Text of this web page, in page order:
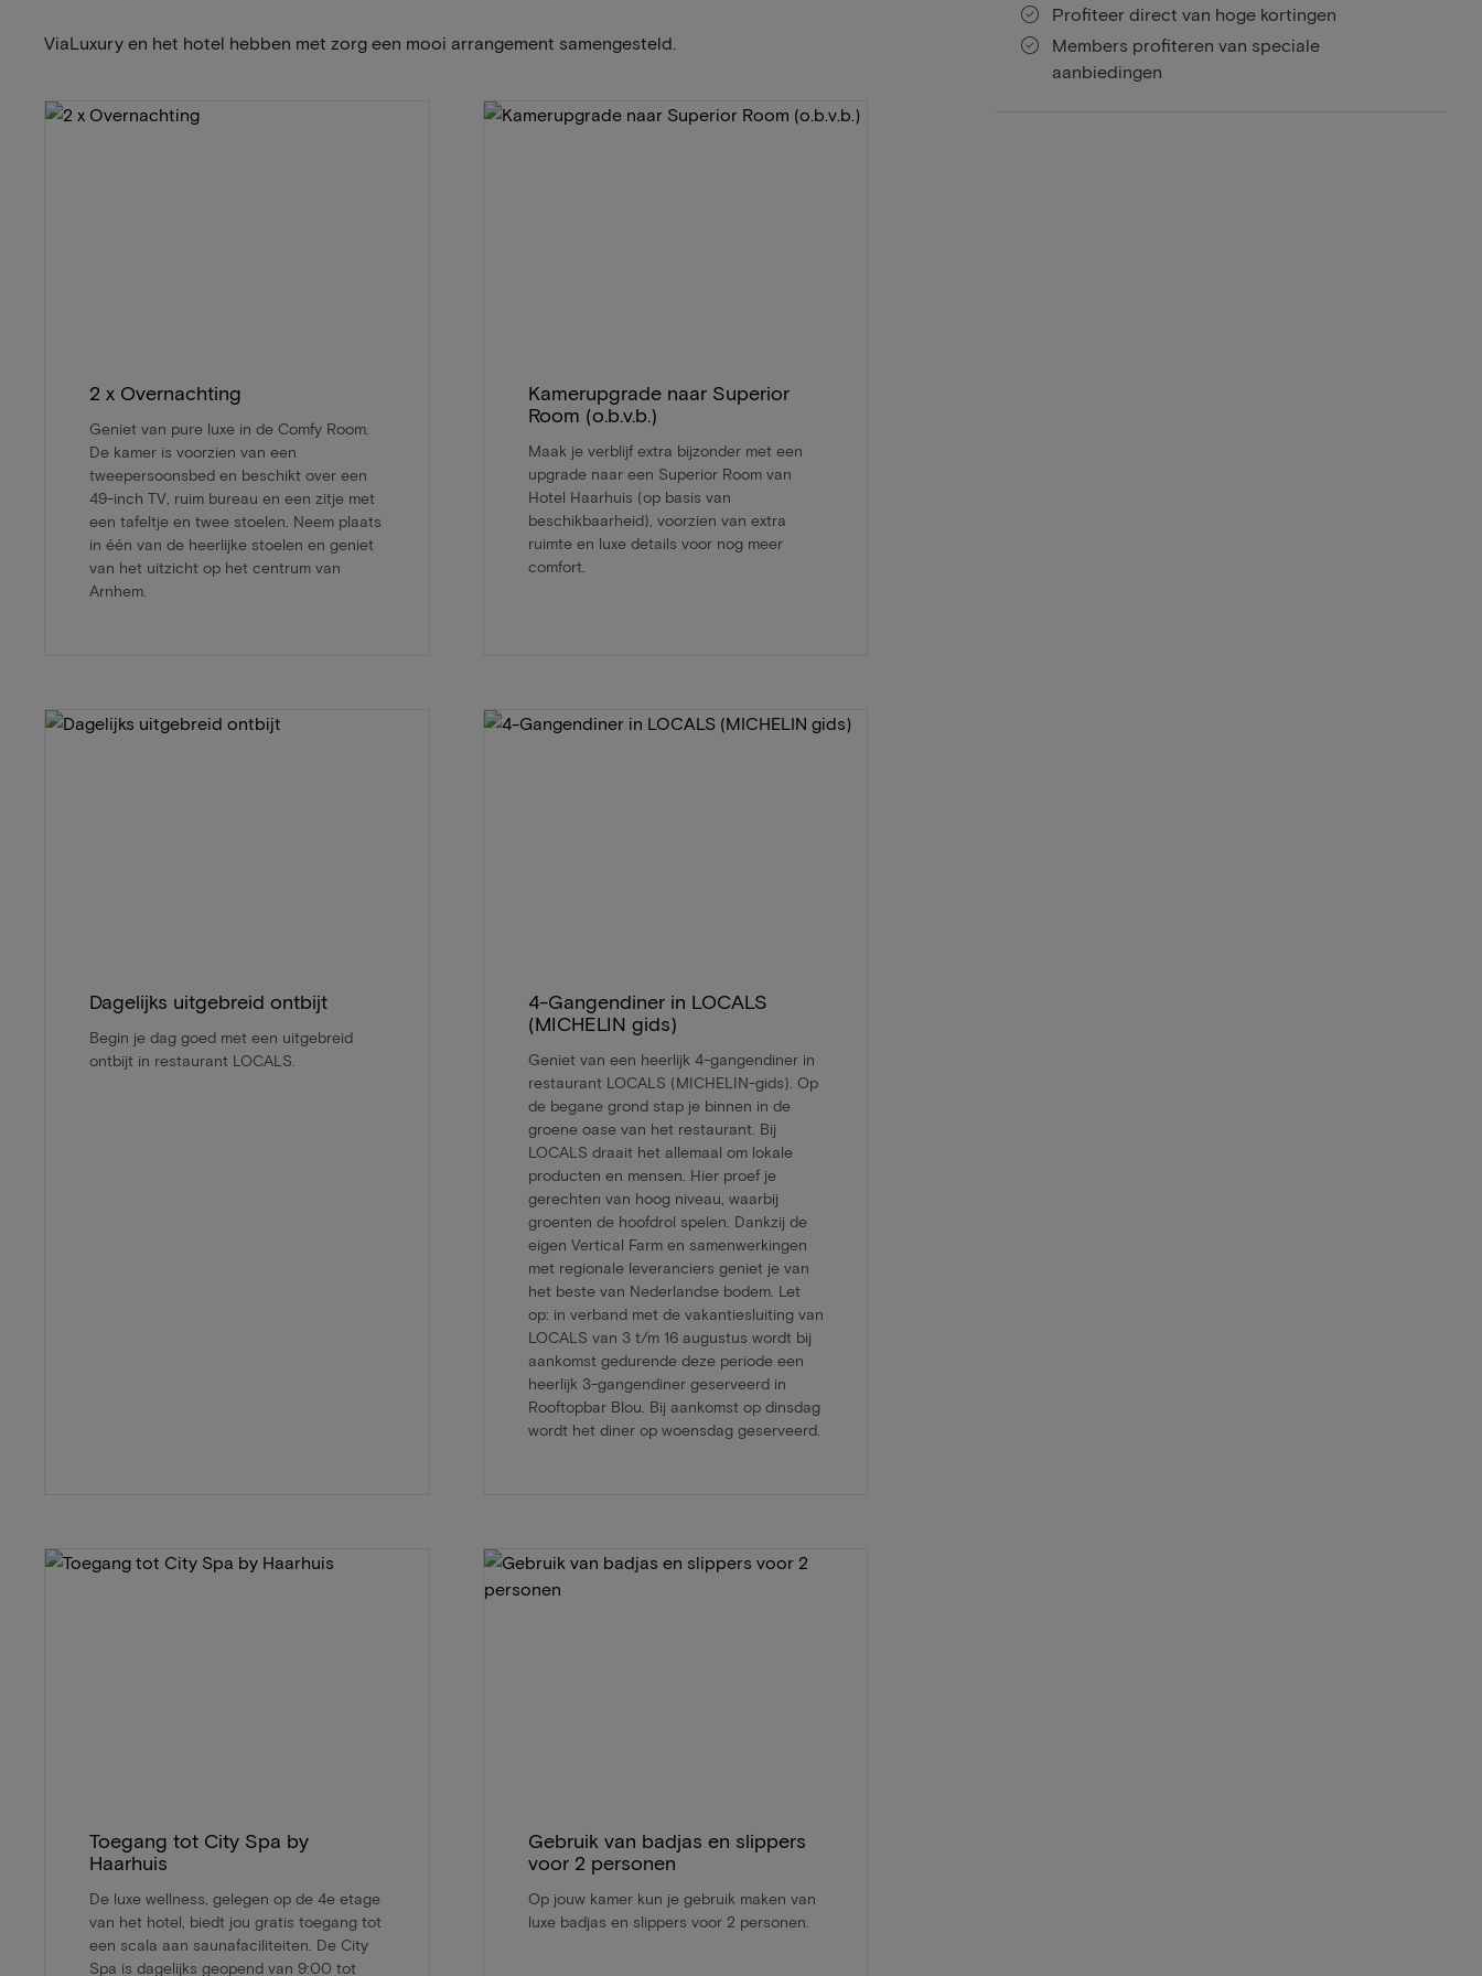
Profiteer direct van hoge kortingen
Members profiteren van speciale
aanbiedingen
ViaLuxury en het hotel hebben met zorg een mooi arrangement samengesteld.
2 x Overnachting
Geniet van pure luxe in de Comfy Room.
De kamer is voorzien van een
tweepersoonsbed en beschikt over een
49-inch TV, ruim bureau en een zitje met
een tafeltje en twee stoelen. Neem plaats
in één van de heerlijke stoelen en geniet
van het uitzicht op het centrum van
Arnhem.
Kamerupgrade naar Superior
Room (o.b.v.b.)
Maak je verblijf extra bijzonder met een
upgrade naar een Superior Room van
Hotel Haarhuis (op basis van
beschikbaarheid), voorzien van extra
ruimte en luxe details voor nog meer
comfort.
Dagelijks uitgebreid ontbijt
Begin je dag goed met een uitgebreid
ontbijt in restaurant LOCALS.
4-Gangendiner in LOCALS
(MICHELIN gids)
Geniet van een heerlijk 4-gangendiner in
restaurant LOCALS (MICHELIN-gids). Op
de begane grond stap je binnen in de
groene oase van het restaurant. Bij
LOCALS draait het allemaal om lokale
producten en mensen. Hier proef je
gerechten van hoog niveau, waarbij
groenten de hoofdrol spelen. Dankzij de
eigen Vertical Farm en samenwerkingen
met regionale leveranciers geniet je van
het beste van Nederlandse bodem. Let
op: in verband met de vakantiesluiting van
LOCALS van 3 t/m 16 augustus wordt bij
aankomst gedurende deze periode een
heerlijk 3-gangendiner geserveerd in
Rooftopbar Blou. Bij aankomst op dinsdag
wordt het diner op woensdag geserveerd.
Toegang tot City Spa by
Haarhuis
De luxe wellness, gelegen op de 4e etage
van het hotel, biedt jou gratis toegang tot
een scala aan saunafaciliteiten. De City
Spa is dagelijks geopend van 9:00 tot
Gebruik van badjas en slippers
voor 2 personen
Op jouw kamer kun je gebruik maken van
luxe badjas en slippers voor 2 personen.